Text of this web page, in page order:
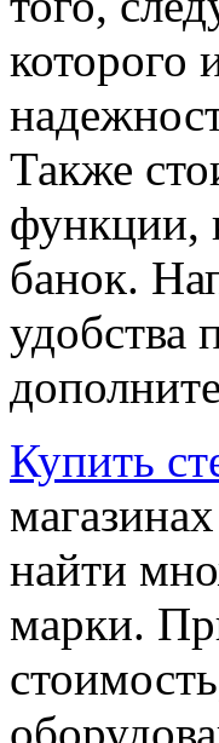
которого
Также
функции,
банок.
удобства
Купить
найти
марки.